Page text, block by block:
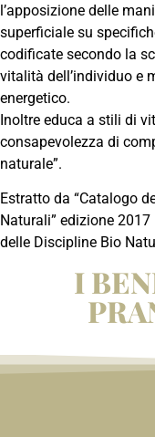
l’apposizione delle
superficiale su
codificate secondo la
vitalità dell’individuo e
energetico.
Inoltre educa a stili di
consapevolezza di
naturale”.
Estratto da “Catalogo
Naturali” edizione
delle Discipline Bio
I